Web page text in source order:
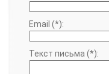
Email (*):
Текст письма (*):